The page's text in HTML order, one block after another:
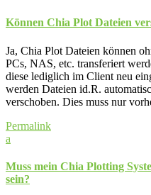
Können Chia Plot Dateien
Ja, Chia Plot Dateien können
PCs, NAS, etc. transferiert
diese lediglich im Client neu
werden Dateien id.R.
verschoben. Dies muss nur
Permalink
a
Muss mein Chia Plotting
sein?